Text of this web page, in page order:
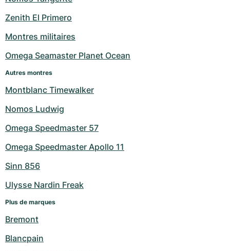
Milgauss
Oyster Perpetual
Yacht-Master
Yacht-Master II
Sea-Dweller
Sky-Dweller
Montres pour femmes
Ronde
Rotonde
Crash
Pasha
Tortue
Baignoire
Roadster
Montres d'occasion
Professional
Bentley
Transocean
Cockpit
Chronospace
Super Avenger
Montbrillant
Montres d'occasion
Formula 1
Grand Carrera
Montres d'occasion
Montres pour femmes
Portofino
Portugieser
Da Vinci
Aquatimer
Spitfire
Montres d'occasion
Spirit of Big Bang
King Power
Montres d'occasion
Zenith El Primero
Montres militaires
Omega Seamaster Planet Ocean
Autres montres
Montblanc Timewalker
Nomos Ludwig
Omega Speedmaster 57
Omega Speedmaster Apollo 11
Sinn 856
Ulysse Nardin Freak
Plus de marques
Bremont
Blancpain